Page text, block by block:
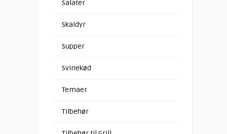
Salater
Skaldyr
Supper
Svinekød
Temaer
Tilbehør